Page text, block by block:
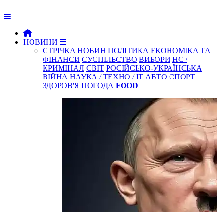
НОВИНИ
СТРІЧКА НОВИН ПОЛІТИКА ЕКОНОМІКА ТА
ФІНАНСИ СУСПІЛЬСТВО ВИБОРИ НС /
КРИМІНАЛ СВІТ РОСІЙСЬКО-УКРАЇНСЬКА
ВІЙНА НАУКА / ТЕХНО / IT АВТО СПОРТ
ЗДОРОВ'Я ПОГОДА FOOD